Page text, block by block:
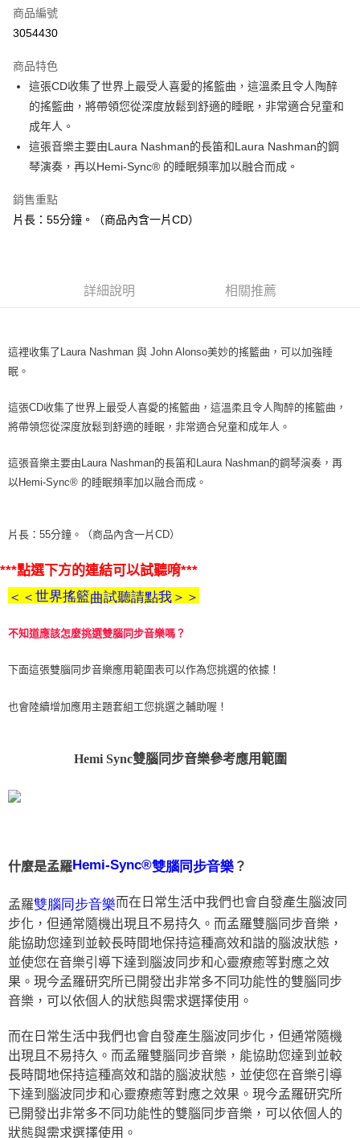
超商取貨付款
Apple Pay
街口支付
悠遊付
ATM付款
每筆NT$80，滿NT$3,000(含以上)免運費
免運費
商品編號
3054430
商品特色
這張CD收集了世界上最受人喜愛的搖籃曲，這溫柔且令人陶醉
的搖籃曲，將帶領您從深度放鬆到舒適的睡眠，非常適合兒童和
成年人。
這張音樂主要由Laura Nashman的長笛和Laura Nashman的鋼
琴演奏，再以Hemi-Sync® 的睡眠頻率加以融合而成。
銷售重點
片長：55分鐘。（商品內含一片CD）
詳細說明 相關推薦
這裡收集了Laura Nashman 與 John Alonso美妙的搖籃曲，可以加強睡
眠。
這張CD收集了世界上最受人喜愛的搖籃曲，這溫柔且令人陶醉的搖籃曲，
將帶領您從深度放鬆到舒適的睡眠，非常適合兒童和成年人。
這張音樂主要由Laura Nashman的長笛和Laura Nashman的鋼琴演奏，再
以Hemi-Sync® 的睡眠頻率加以融合而成。
片長：55分鐘。（商品內含一片CD）
***點選下方的連結可以試聽唷***
＜＜ 世界搖籃曲試聽請點我＞＞
不知道應該怎麼挑選雙腦同步音樂嗎？
下面這張雙腦同步音樂應用範圍表可以作為您挑選的依據！
也會陸續增加應用主題套組工您挑選之輔助喔！
Hemi Sync雙腦同步音樂參考應用範圍
什麼是孟羅Hemi-Sync®雙腦同步音樂 ？
孟羅雙腦同步音樂而在日常生活中我們也會自發產生腦波同
步化，但通常隨機出現且不易持久。而孟羅雙腦同步音樂，
能協助您達到並較長時間地保持這種高效和諧的腦波狀態，
並使您在音樂引導下達到腦波同步和心靈療癒等對應之效
果。現今孟羅研究所已開發出非常多不同功能性的雙腦同步
音樂，可以依個人的狀態與需求選擇使用。
而在日常生活中我們也會自發產生腦波同步化，但通常隨機
出現且不易持久。而孟羅雙腦同步音樂，能協助您達到並較
長時間地保持這種高效和諧的腦波狀態，並使您在音樂引導
下達到腦波同步和心靈療癒等對應之效果。現今孟羅研究所
已開發出非常多不同功能性的雙腦同步音樂，可以依個人的
狀態與需求選擇使用。